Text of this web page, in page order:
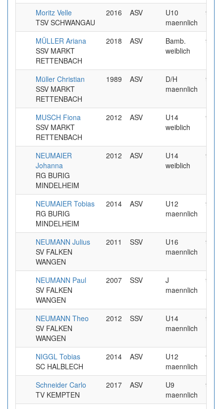
Moritz Velle
TSV SCHWANGAU
2016 ASV
U10
maennlich
MÜLLER Ariana
SSV MARKT
RETTENBACH
2018 ASV
Bamb.
weiblich
Müller Christian
SSV MARKT
RETTENBACH
1989 ASV
D/H
maennlich
MUSCH Fiona
SSV MARKT
RETTENBACH
2012 ASV
U14
weiblich
NEUMAIER
Johanna
RG BURIG
MINDELHEIM
2012 ASV
U14
weiblich
NEUMAIER Tobias
RG BURIG
MINDELHEIM
2014 ASV
U12
maennlich
NEUMANN Julius
SV FALKEN
WANGEN
2011 SSV
U16
maennlich
NEUMANN Paul
SV FALKEN
WANGEN
2007 SSV
J
maennlich
NEUMANN Theo
SV FALKEN
WANGEN
2012 SSV
U14
maennlich
NIGGL Tobias
SC HALBLECH
2014 ASV
U12
maennlich
Schneider Carlo
TV KEMPTEN
2017 ASV
U9
maennlich